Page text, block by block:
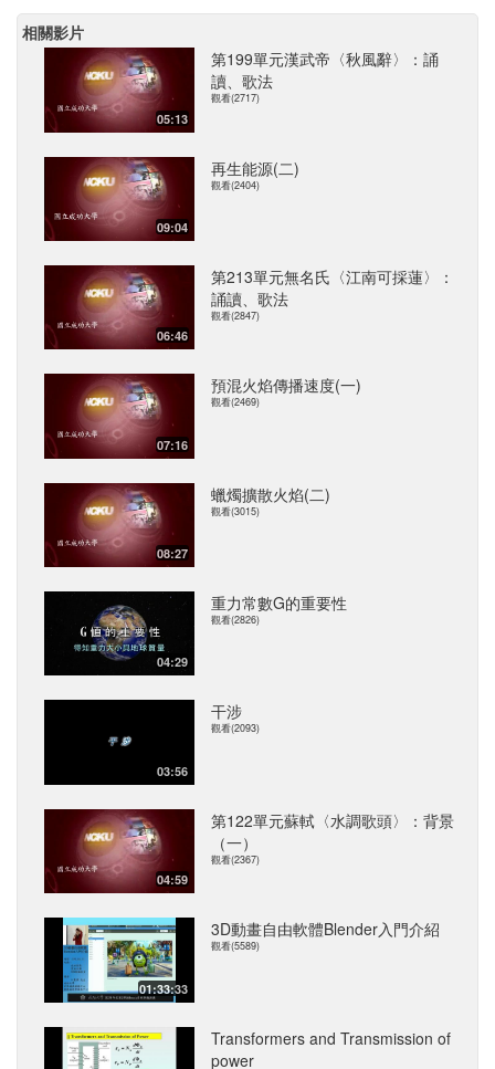
相關影片
05:13
第199單元漢武帝〈秋風辭〉：誦
讀、歌法
觀看(2717)
09:04
再生能源(二)
觀看(2404)
06:46
第213單元無名氏〈江南可採蓮〉：
誦讀、歌法
觀看(2847)
07:16
預混火焰傳播速度(一)
觀看(2469)
08:27
蠟燭擴散火焰(二)
觀看(3015)
04:29
重力常數G的重要性
觀看(2826)
03:56
干涉
觀看(2093)
04:59
第122單元蘇軾〈水調歌頭〉：背景
（一）
觀看(2367)
01:33:33
3D動畫自由軟體Blender入門介紹
觀看(5589)
Transformers and Transmission of
power